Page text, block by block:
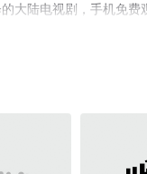
大陆电视剧，手机免